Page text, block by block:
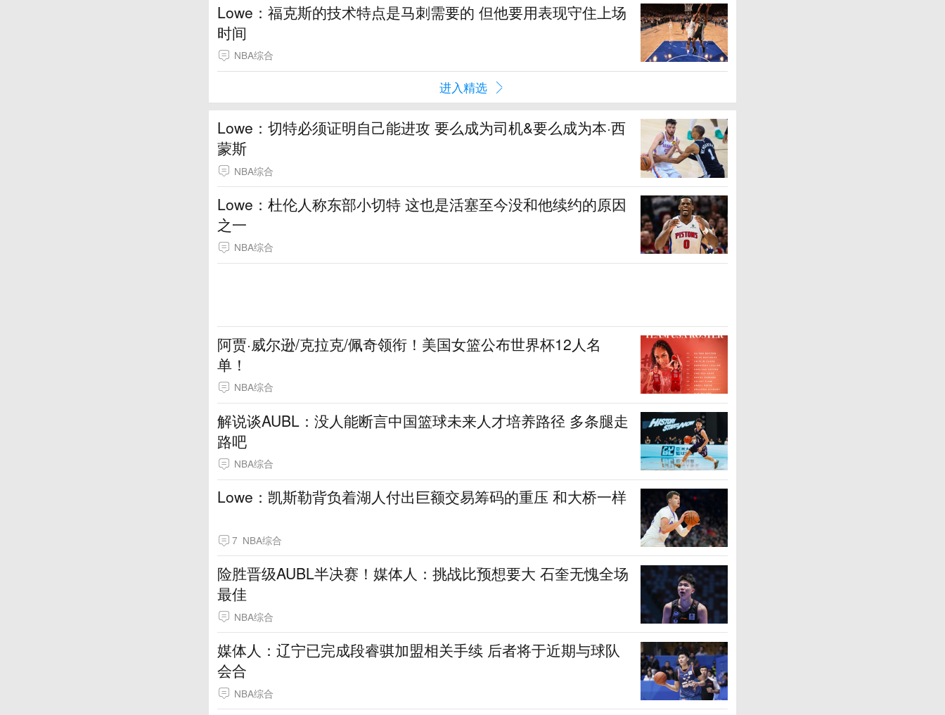
Lowe：福克斯的技术特点是马刺需要的 但他要用表现守住上场
时间
NBA综合
进入精选
Lowe：切特必须证明自己能进攻 要么成为司机&要么成为本·西
蒙斯
NBA综合
Lowe：杜伦人称东部小切特 这也是活塞至今没和他续约的原因
之一
NBA综合
阿贾·威尔逊/克拉克/佩奇领衔！美国女篮公布世界杯12人名
单！
NBA综合
解说谈AUBL：没人能断言中国篮球未来人才培养路径 多条腿走
路吧
NBA综合
Lowe：凯斯勒背负着湖人付出巨额交易筹码的重压 和大桥一样
7 NBA综合
险胜晋级AUBL半决赛！媒体人：挑战比预想要大 石奎无愧全场
最佳
NBA综合
媒体人：辽宁已完成段睿骐加盟相关手续 后者将于近期与球队
会合
NBA综合